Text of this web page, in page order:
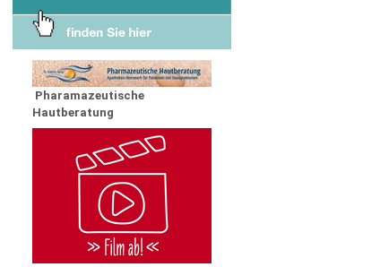
Pharamazeutische
Hautberatung